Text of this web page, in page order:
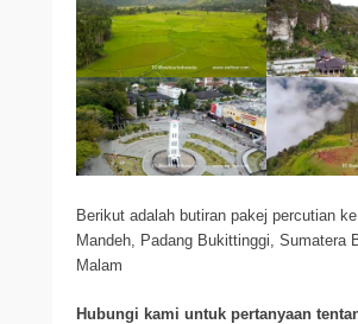
Berikut adalah butiran pakej percutian
Mandeh, Padang Bukittinggi, Sumatera
Malam
Hubungi kami untuk pertanyaan